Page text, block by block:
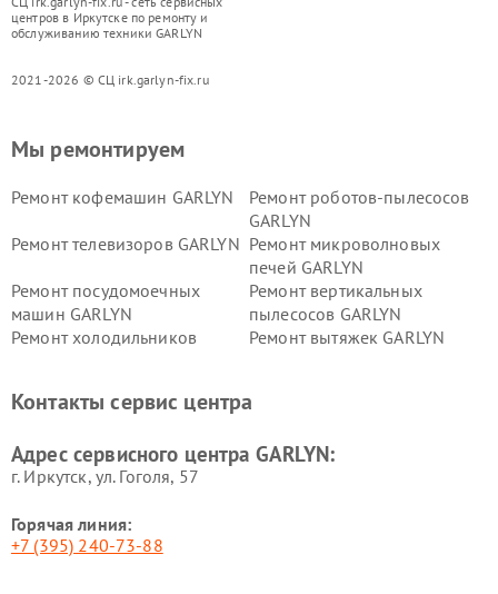
центров в Иркутске по ремонту и
обслуживанию техники GARLYN
2021-2026 © СЦ irk.garlyn-fix.ru
Мы ремонтируем
Ремонт кофемашин GARLYN
Ремонт роботов-пылесосов
GARLYN
Ремонт телевизоров GARLYN Ремонт микроволновых
печей GARLYN
Ремонт посудомоечных
машин GARLYN
Ремонт вертикальных
пылесосов GARLYN
Ремонт холодильников
Ремонт вытяжек GARLYN
стеклоочистителей GARLYN
GARLYN
GARLYN
Контакты сервис центра
Адрес сервисного центра GARLYN:
г. Иркутск, ул. ​Гоголя, 57
Горячая линия:
+7 (395) 240-73-88